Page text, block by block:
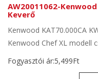
AW20011062-Kenwood
Keverő
Kenwood KAT70.000CA
Kenwood Chef XL modell
Fogyasztói ár:5,499Ft